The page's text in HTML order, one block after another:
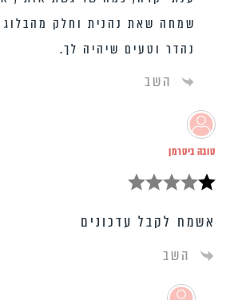
שמחה שאת נהנית וחלק
נהדר וטעים שיהיה לך.
השב
טובה ביטרמן
אשמח לקבל עדכונים
השב